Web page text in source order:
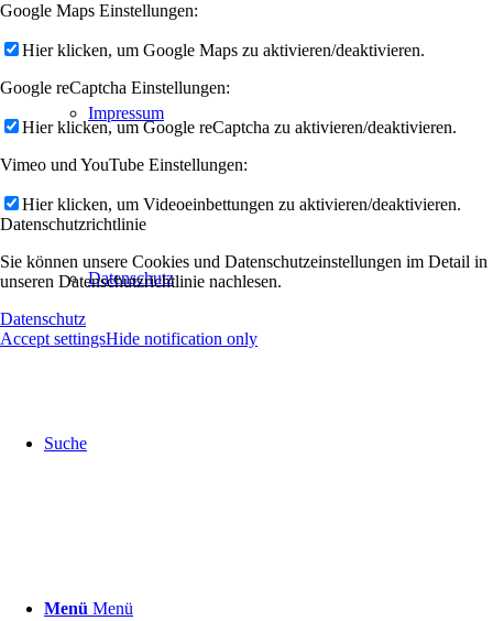
Impressum
Datenschutz
Suche
Menü Menü
Google Maps Einstellungen:
Hier klicken, um Google Maps zu aktivieren/deaktivieren.
Google reCaptcha Einstellungen:
Hier klicken, um Google reCaptcha zu aktivieren/deaktivieren.
Vimeo und YouTube Einstellungen:
Hier klicken, um Videoeinbettungen zu aktivieren/deaktivieren.
Datenschutzrichtlinie
Sie können unsere Cookies und Datenschutzeinstellungen im Detail in
unseren Datenschutzrichtlinie nachlesen.
Datenschutz
Accept settingsHide notification only